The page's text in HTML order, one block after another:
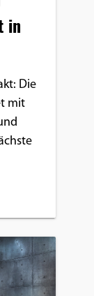
in
Die
mit